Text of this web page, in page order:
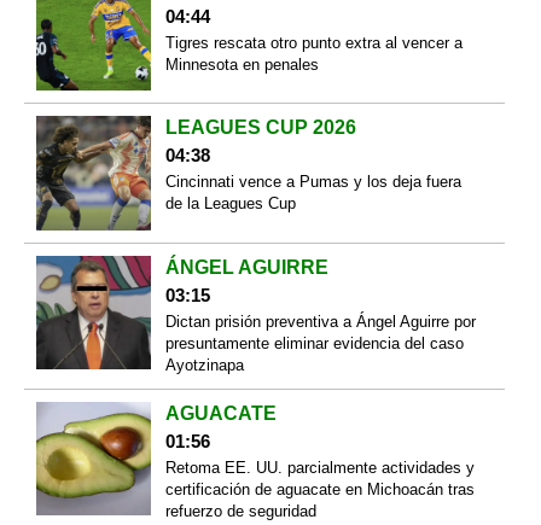
04:44
Tigres rescata otro punto extra al vencer a
Minnesota en penales
LEAGUES CUP 2026
04:38
Cincinnati vence a Pumas y los deja fuera
de la Leagues Cup
ÁNGEL AGUIRRE
03:15
Dictan prisión preventiva a Ángel Aguirre por
presuntamente eliminar evidencia del caso
Ayotzinapa
AGUACATE
01:56
Retoma EE. UU. parcialmente actividades y
certificación de aguacate en Michoacán tras
refuerzo de seguridad